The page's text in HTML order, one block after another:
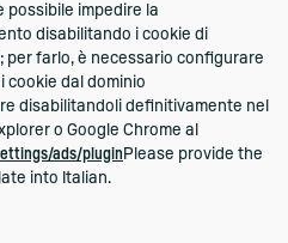
possibile impedire la
disabilitando i cookie di
farlo, è necessario configurare
cookie dal dominio
disabilitandoli definitivamente nel
o Google Chrome al
ads/plugin Please provide the
into Italian.